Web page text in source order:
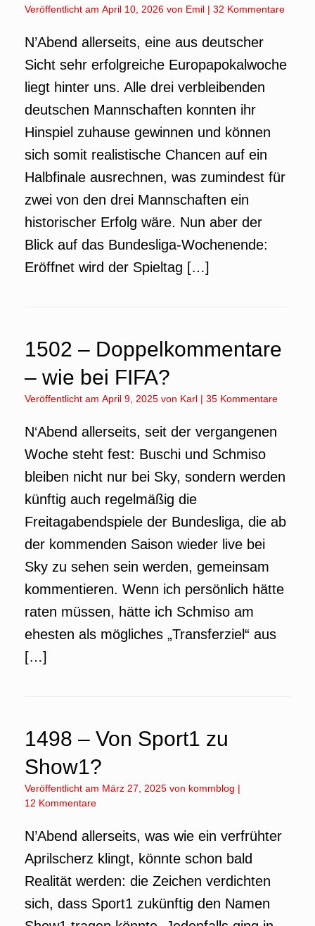
Veröffentlicht am April 10, 2026 von Emil | 32 Kommentare
N’Abend allerseits, eine aus deutscher
Sicht sehr erfolgreiche Europapokalwoche
liegt hinter uns. Alle drei verbleibenden
deutschen Mannschaften konnten ihr
Hinspiel zuhause gewinnen und können
sich somit realistische Chancen auf ein
Halbfinale ausrechnen, was zumindest für
zwei von den drei Mannschaften ein
historischer Erfolg wäre. Nun aber der
Blick auf das Bundesliga-Wochenende:
Eröffnet wird der Spieltag […]
1502 – Doppelkommentare
– wie bei FIFA?
Veröffentlicht am April 9, 2025 von Karl | 35 Kommentare
N‘Abend allerseits, seit der vergangenen
Woche steht fest: Buschi und Schmiso
bleiben nicht nur bei Sky, sondern werden
künftig auch regelmäßig die
Freitagabendspiele der Bundesliga, die ab
der kommenden Saison wieder live bei
Sky zu sehen sein werden, gemeinsam
kommentieren. Wenn ich persönlich hätte
raten müssen, hätte ich Schmiso am
ehesten als mögliches „Transferziel“ aus
[…]
1498 – Von Sport1 zu
Show1?
Veröffentlicht am März 27, 2025 von kommblog |
12 Kommentare
N’Abend allerseits, was wie ein verfrühter
Aprilscherz klingt, könnte schon bald
Realität werden: die Zeichen verdichten
sich, dass Sport1 zukünftig den Namen